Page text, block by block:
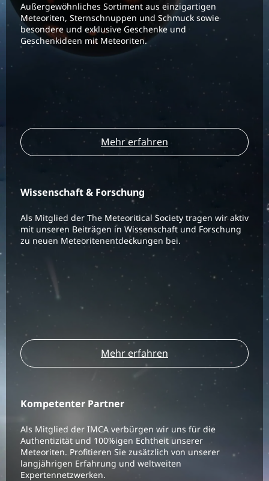
Außergewöhnliches Sortiment aus einzigartigen
Meteoriten, Sternschnuppen und Schmuck sowie
besondere und exklusive Geschenke und
Geschenkideen mit Meteoriten.
Mehr erfahren
Wissenschaft & Forschung
Als Mitglied der The Meteoritical Society tragen wir aktiv
mit unseren Beiträgen in Wissenschaft und Forschung
zu neuen Meteoritenentdeckungen bei.
Mehr erfahren
Kompetenter Partner
Als Mitglied der IMCA verbürgen wir uns für die
Authentizität und 100%igen Echtheit unserer
Meteoriten. Profitieren Sie zusätzlich von unserer
langjährigen Erfahrung und weltweiten
Expertennetzwerken.